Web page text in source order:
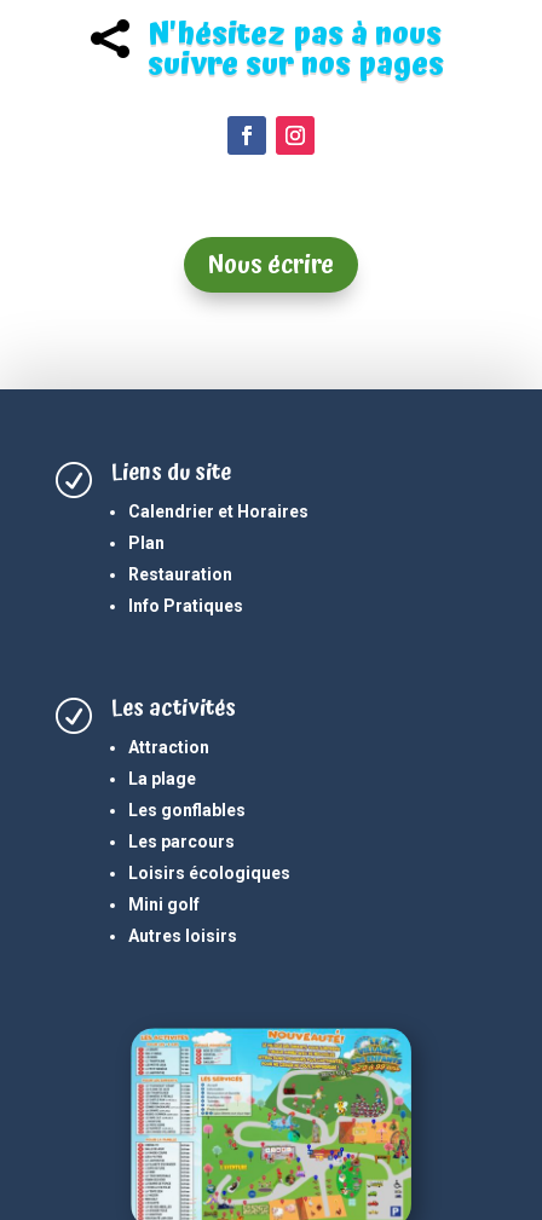
 N'hésitez pas à nous
suivre sur nos pages
Nous écrire
R Liens du site
Calendrier et Horaires
Plan
Restauration
Info Pratiques
R Les activités
Attraction
La plage
Les gonflables
Les parcours
Loisirs écologiques
Mini golf
Autres loisirs